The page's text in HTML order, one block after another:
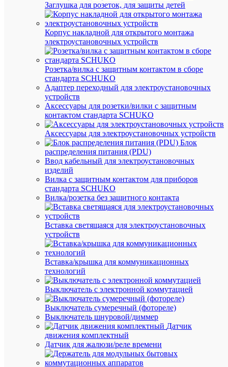
Заглушка для розеток, для защиты детей
Корпус накладной для открытого монтажа
электроустановочных устройств
Розетка/вилка с защитным контактом в сборе
стандарта SCHUKO
Адаптер переходный для электроустановочных
устройств
Аксессуары для розетки/вилки с защитным
контактом стандарта SCHUKO
Аксессуары для электроустановочных устройств
Блок
распределения питания (PDU)
Ввод кабельный для электроустановочных
изделий
Вилка с защитным контактом для приборов
стандарта SCHUKO
Вилка/розетка без защитного контакта
Вставка светящаяся для электроустановочных
устройств
Вставка/крышка для коммуникационных
технологий
Выключатель с электронной коммутацией
Выключатель сумеречный (фотореле)
Выключатель шнуровой/диммер
Датчик
движения комплектный
Датчик для жалюзи/реле времени
105
36
60